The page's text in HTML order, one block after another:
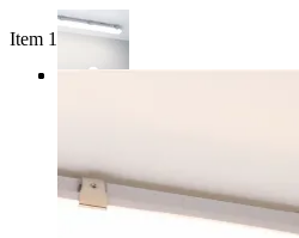
Item 1 of 3